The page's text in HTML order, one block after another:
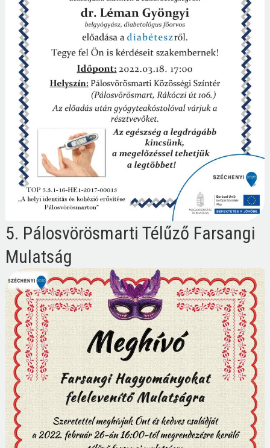
5. Pálosvörösmarti Télűző Farsangi
Mulatság